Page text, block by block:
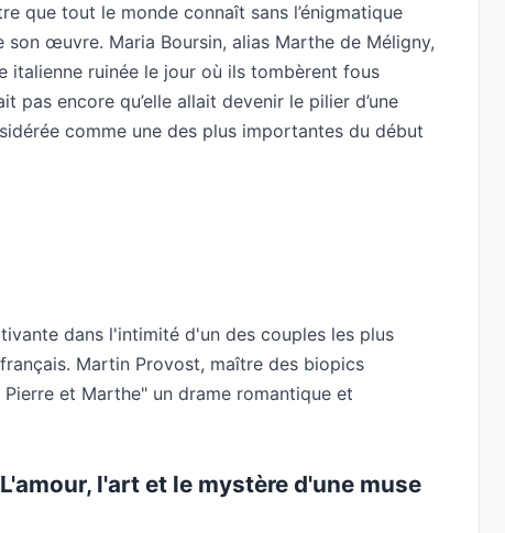
que tout le monde connaît sans l’énigmatique
son œuvre. Maria Boursin, alias Marthe de Méligny,
italienne ruinée le jour où ils tombèrent fous
pas encore qu’elle allait devenir le pilier d’une
comme une des plus importantes du début
dans l'intimité d'un des couples les plus
Martin Provost, maître des biopics
et Marthe" un drame romantique et
l'art et le mystère d'une muse